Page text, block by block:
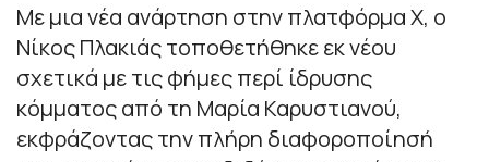
Με μια νέα ανάρτηση στην πλατφόρμα Χ, ο
Νίκος Πλακιάς τοποθετήθηκε εκ νέου
σχετικά με τις φήμες περί ίδρυσης
κόμματος από τη Μαρία Καρυστιανού,
εκφράζοντας την πλήρη διαφοροποίησή